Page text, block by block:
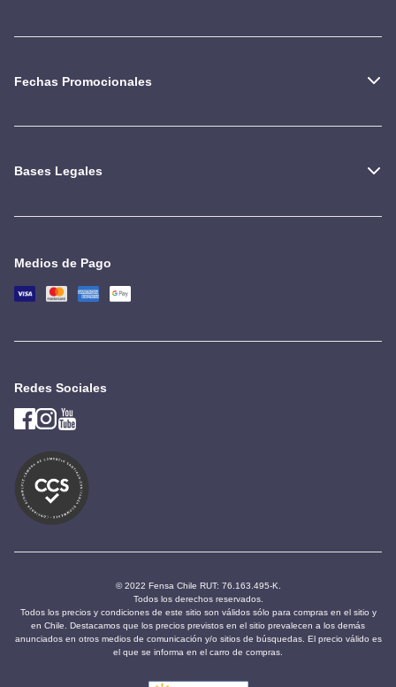
Fechas Promocionales
Bases Legales
Medios de Pago
Redes Sociales
© 2022 Fensa Chile RUT: 76.163.495-K.
Todos los derechos reservados.
Todos los precios y condiciones de este sitio son válidos sólo para compras en el sitio y
en Chile. Destacamos que los precios previstos en el sitio prevalecen a los demás
anunciados en otros medios de comunicación y/o sitios de búsquedas. El precio válido es
el que se informa en el carro de compras.